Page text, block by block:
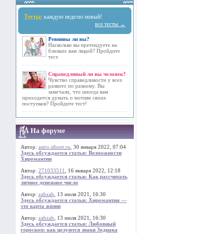
Тесты: каждую неделю новый!
все тесты →
Ревнивы ли вы?
Насколько вы претендуете на
близких вам людей? Пройдите
тест.
Справедливый ли вы человек?
Чувство справедливости у всех
развито по разному. Вы
замечали, что иногда вам
приходится думать о мотиве своих
поступков? Пройдите тест!
На форуме
Автор: astro.sibnet.ru , 30 января 2022, 07:04
Здесь обсуждается статья: Возможности
Хиромантии
Автор: 271033511
, 16 января 2022, 12:18
Здесь обсуждается статья: Как рассчитать
личное денежное число
Автор: zabzab , 13 июля 2021, 16:30
Здесь обсуждается статья: Хиромантия —
это карта жизни
Автор: zabzab , 13 июля 2021, 16:30
Здесь обсуждается статья: Любовный
гороскоп: как целуются знаки Зодиака